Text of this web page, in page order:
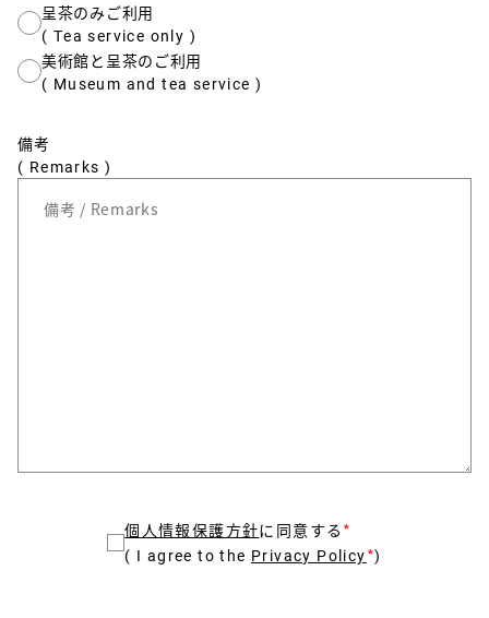
呈茶のみご利用
( Tea service only )
美術館と呈茶のご利用
( Museum and tea service )
備考
( Remarks )
個人情報保護方針に同意する *
( I agree to the Privacy Policy*)